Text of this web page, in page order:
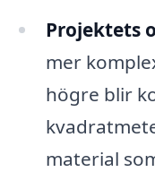
Projektets
mer
högre blir
material